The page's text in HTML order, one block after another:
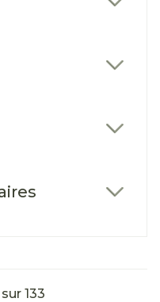
133